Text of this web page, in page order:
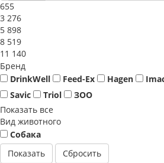
655
3 276
5 898
8 519
11 140
Бренд
DrinkWell
Feed-Ex Hagen
Savic
Triol
ЗОО
Показать все
Вид животного
Собака
Сбросить